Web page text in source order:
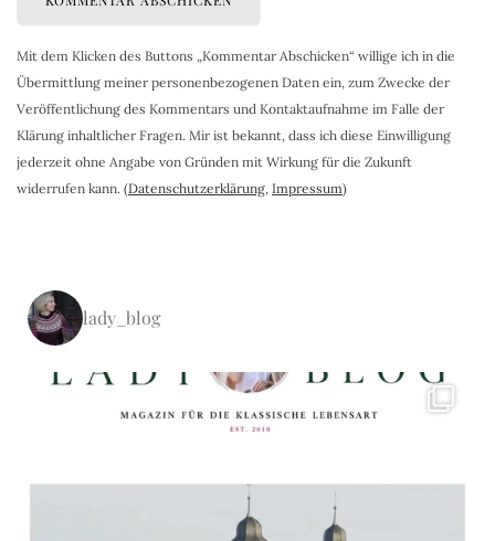
Mit dem Klicken des Buttons „Kommentar Abschicken“ willige ich in die
Übermittlung meiner personenbezogenen Daten ein, zum Zwecke der
Veröffentlichung des Kommentars und Kontaktaufnahme im Falle der
Klärung inhaltlicher Fragen. Mir ist bekannt, dass ich diese Einwilligung
jederzeit ohne Angabe von Gründen mit Wirkung für die Zukunft
widerrufen kann. (Datenschutzerklärung, Impressum)
lady_blog